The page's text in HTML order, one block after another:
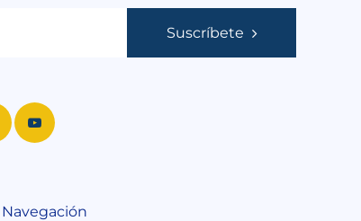
Suscríbete
Navegación